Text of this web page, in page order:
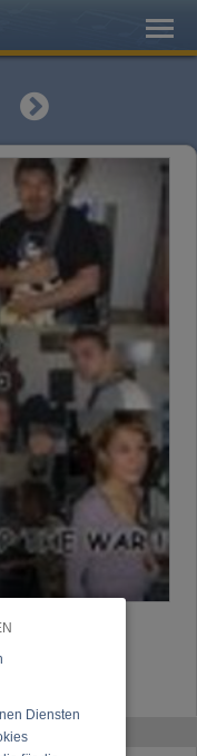
Diensten